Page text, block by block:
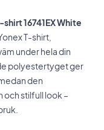
16741EX White
T-shirt,
under hela din
polyestertyget ger
den
och stilfull look –